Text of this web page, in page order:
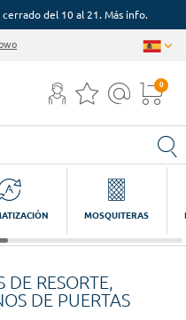
del 10 al 21. Más info.
0
MOSQUITERAS
DE RESORTE,
DE PUERTAS